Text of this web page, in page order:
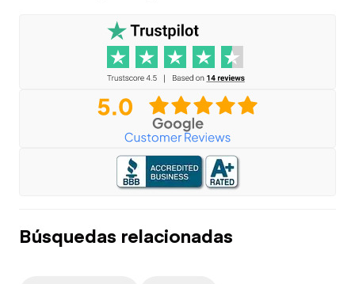
Búsquedas relacionadas